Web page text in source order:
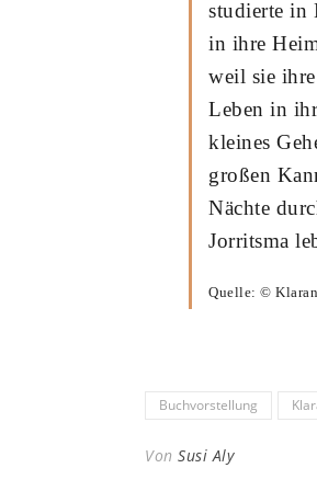
studierte in
in ihre
weil sie
Leben in
kleines
großen
Nächte
Jorritsma
Quelle: ©
Buchvorstellung
Von Susi Aly